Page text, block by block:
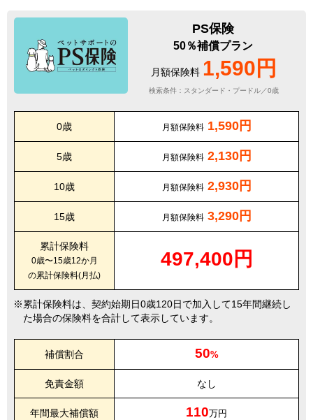
PS保険
50％補償プラン
月額保険料 1,590円
検索条件：スタンダード・プードル／0歳
0歳 月額保険料 1,590円
5歳 月額保険料 2,130円
10歳 月額保険料 2,930円
15歳 月額保険料 3,290円
累計保険料
0歳〜15歳12か月
の累計保険料(月払)
497,400円
累計保険料は、契約始期日0歳120日で加入して15年間継続し
た場合の保険料を合計して表示しています。
補償割合 50%
免責金額 なし
年間最大補償額 110万円